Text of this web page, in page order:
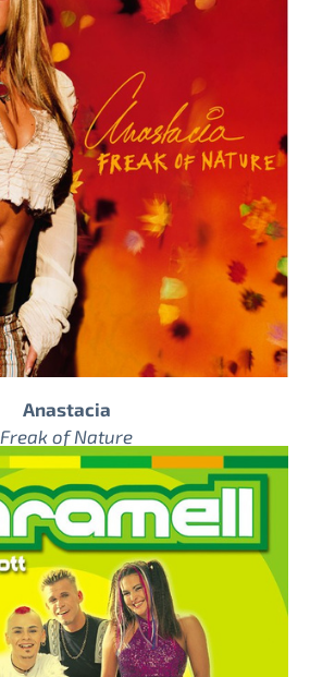
Anastacia
Freak of Nature